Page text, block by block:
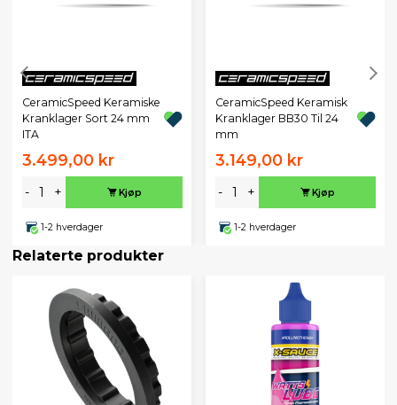
CeramicSpeed Keramiske
Kranklager Sort 24 mm
ITA
3.499,00 kr
- + Kjøp
1-2 hverdager
CeramicSpeed Keramisk
Kranklager BB30 Til 24
mm
3.149,00 kr
- + Kjøp
1-2 hverdager
Relaterte produkter